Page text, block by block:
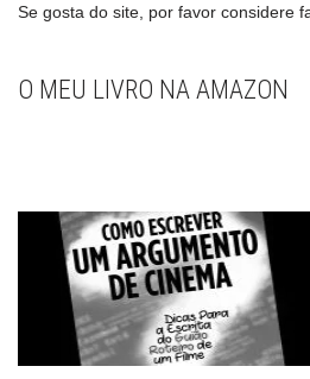
Se gosta do site, por favor considere
O MEU LIVRO NA AMAZON